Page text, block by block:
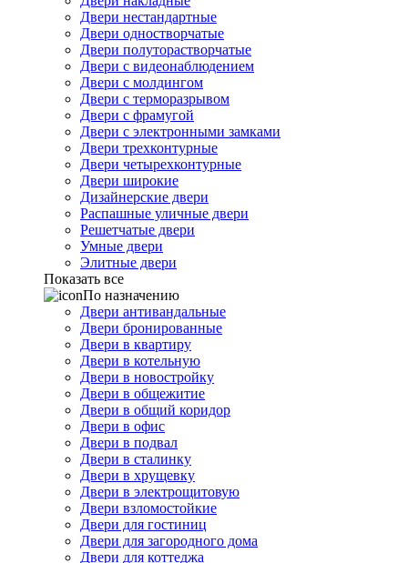
Двери нестандартные
Двери одностворчатые
Двери полуторастворчатые
Двери с видеонаблюдением
Двери с молдингом
Двери с терморазрывом
Двери с фрамугой
Двери с электронными замками
Двери трехконтурные
Двери четырехконтурные
Двери широкие
Дизайнерские двери
Распашные уличные двери
Решетчатые двери
Умные двери
Элитные двери
Показать все
По назначению
Двери антивандальные
Двери бронированные
Двери в квартиру
Двери в котельную
Двери в новостройку
Двери в общежитие
Двери в общий коридор
Двери в офис
Двери в подвал
Двери в сталинку
Двери в хрущевку
Двери в электрощитовую
Двери взломостойкие
Двери для гостиниц
Двери для загородного дома
Двери для коттеджа